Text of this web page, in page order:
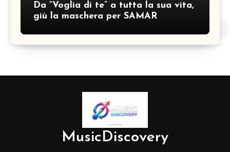
Da “Voglia di te” a tutta la sua vita,
giù la maschera per SAMAR
MusicDiscovery